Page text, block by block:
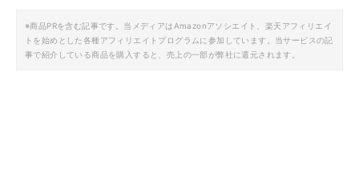
※商品PRを含む記事です。当メディアはAmazonアソシエイト、楽天アフィリエイ
トを始めとした各種アフィリエイトプログラムに参加しています。当サービスの記
事で紹介している商品を購入すると、売上の一部が弊社に還元されます。